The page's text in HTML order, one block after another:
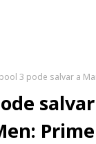
3 pode salvar a